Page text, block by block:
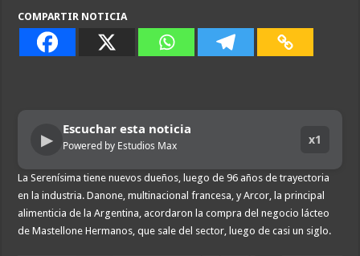
COMPARTIR NOTICIA
▶
Escuchar esta noticia
Powered by Estudios Max x1
La Serenísima tiene nuevos dueños, luego de 96 años de trayectoria
en la industria. Danone, multinacional francesa, y Arcor, la principal
alimenticia de la Argentina, acordaron la compra del negocio lácteo
de Mastellone Hermanos, que sale del sector, luego de casi un siglo.